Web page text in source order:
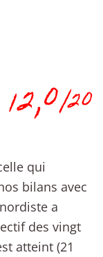
12,0/20
qui
bilans avec
a
des vingt
atteint (21